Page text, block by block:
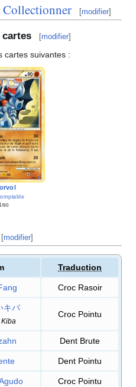
Collectionner [modifier]
[modifier]
cartes suivantes :
/90
[modifier]
Traduction
Croc Rasoir
キバ
Croc Pointu
Dent Brute
Dent Pointu
Croc Pointu